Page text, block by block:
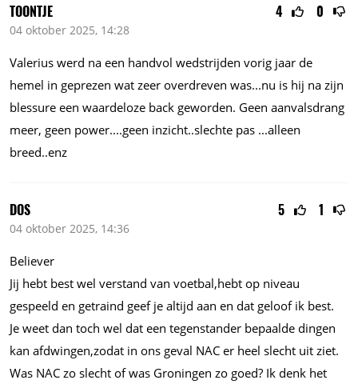
4 0
TOONTJE
04 oktober 2025, 14:28
Valerius werd na een handvol wedstrijden vorig jaar de
hemel in geprezen wat zeer overdreven was...nu is hij na zijn
blessure een waardeloze back geworden. Geen aanvalsdrang
meer, geen power....geen inzicht..slechte pas ...alleen
breed..enz
5 1
DOS
04 oktober 2025, 14:36
Believer
Jij hebt best wel verstand van voetbal,hebt op niveau
gespeeld en getraind geef je altijd aan en dat geloof ik best.
Je weet dan toch wel dat een tegenstander bepaalde dingen
kan afdwingen,zodat in ons geval NAC er heel slecht uit ziet.
Was NAC zo slecht of was Groningen zo goed? Ik denk het